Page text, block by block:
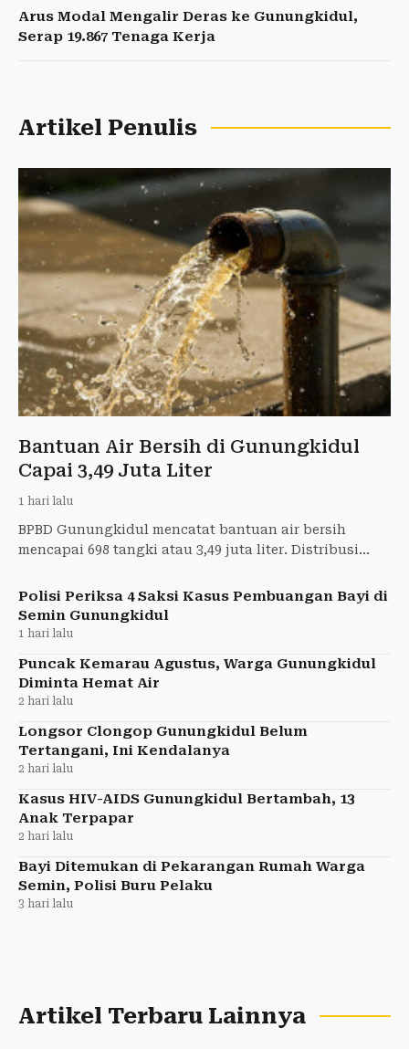
Arus Modal Mengalir Deras ke Gunungkidul,
Serap 19.867 Tenaga Kerja
Artikel Penulis
Bantuan Air Bersih di Gunungkidul
Capai 3,49 Juta Liter
1 hari lalu
BPBD Gunungkidul mencatat bantuan air bersih
mencapai 698 tangki atau 3,49 juta liter. Distribusi
berakhir.
Polisi Periksa 4 Saksi Kasus Pembuangan Bayi di
Semin Gunungkidul
1 hari lalu
Puncak Kemarau Agustus, Warga Gunungkidul
Diminta Hemat Air
2 hari lalu
Longsor Clongop Gunungkidul Belum
Tertangani, Ini Kendalanya
2 hari lalu
Kasus HIV-AIDS Gunungkidul Bertambah, 13
Anak Terpapar
2 hari lalu
Bayi Ditemukan di Pekarangan Rumah Warga
Semin, Polisi Buru Pelaku
3 hari lalu
Artikel Terbaru Lainnya